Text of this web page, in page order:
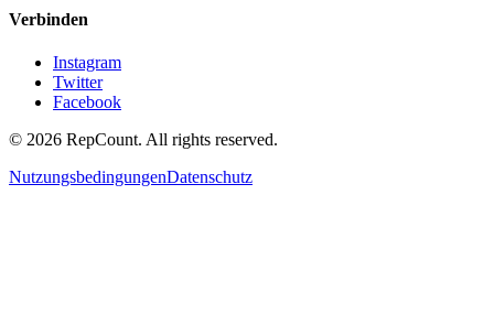
Verbinden
Instagram
Twitter
Facebook
© 2026 RepCount. All rights reserved.
NutzungsbedingungenDatenschutz